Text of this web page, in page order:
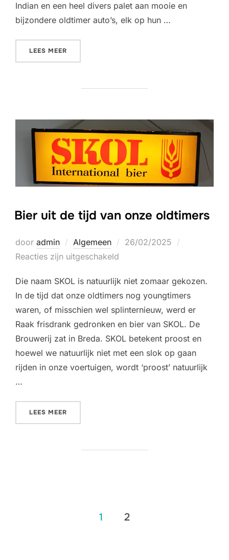
Indian en een heel divers palet aan mooie en
bijzondere oldtimer auto’s, elk op hun …
LEES MEER
Bier uit de tijd van onze oldtimers
door admin Algemeen
Geplaatst
26/02/2025
Reacties zijn uitgeschakeld
Die naam SKOL is natuurlijk niet zomaar gekozen.
In de tijd dat onze oldtimers nog youngtimers
waren, of misschien wel splinternieuw, werd er
Raak frisdrank gedronken en bier van SKOL. De
Brouwerij zat in Breda. SKOL betekent proost en
hoewel we natuurlijk niet met een slok op gaan
rijden in onze voertuigen, wordt ‘proost’ natuurlijk
…
LEES MEER
1 2